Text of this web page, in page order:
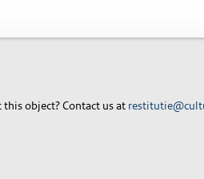
object? Contact us at